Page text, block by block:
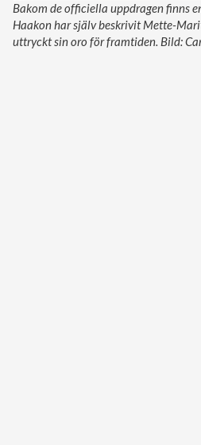
Bakom de officiella uppdragen finns
Haakon har själv beskrivit Mette-
uttryckt sin oro för framtiden. Bild: